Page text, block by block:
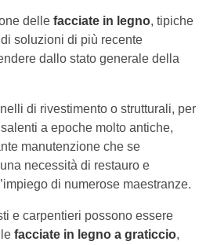
delle facciate in legno, tipiche
soluzioni di più recente
dallo stato generale della
di rivestimento o strutturali, per
a epoche molto antiche,
manutenzione che se
necessità di restauro e
di numerose maestranze.
e carpentieri possono essere
facciate in legno a graticcio,